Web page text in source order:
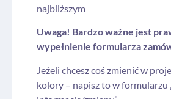
najbliższym
Uwaga! Bardzo ważne jest
wypełnienie formularza
Jeżeli chcesz coś zmienić w
kolory – napisz to w formularzu